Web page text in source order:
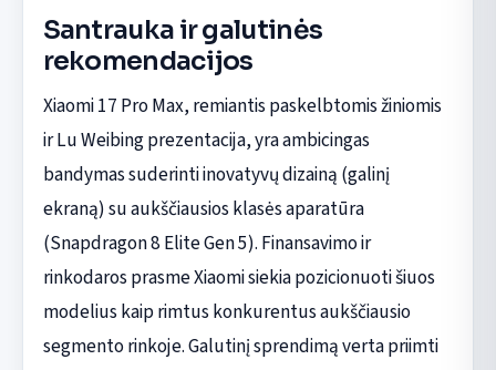
Santrauka ir galutinės
rekomendacijos
Xiaomi 17 Pro Max, remiantis paskelbtomis žiniomis
ir Lu Weibing prezentacija, yra ambicingas
bandymas suderinti inovatyvų dizainą (galinį
ekraną) su aukščiausios klasės aparatūra
(Snapdragon 8 Elite Gen 5). Finansavimo ir
rinkodaros prasme Xiaomi siekia pozicionuoti šiuos
modelius kaip rimtus konkurentus aukščiausio
segmento rinkoje. Galutinį sprendimą verta priimti